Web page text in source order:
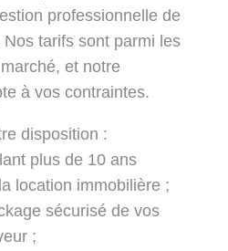
professionnelle de
tarifs sont parmi les
et notre
à vos contraintes.
disposition :
plus de 10 ans
location immobilière ;
sécurisé de vos
;